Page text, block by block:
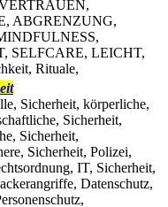
ABGRENZUNG,
SELFCARE, LEICHT,
Rituale,
Sicherheit, körperliche,
Sicherheit,
Sicherheit,
Sicherheit, Polizei,
IT, Sicherheit,
Datenschutz,